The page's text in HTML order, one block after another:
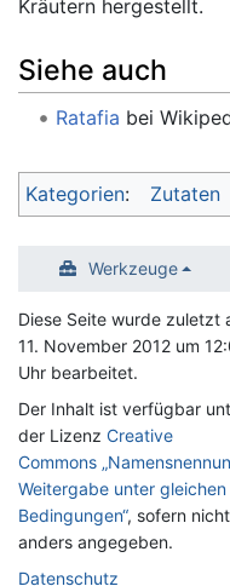
Kräutern hergestellt.
Siehe auch
Ratafia bei
Kategorien: Zutaten
Werkzeuge
Diese Seite wurde zuletzt
11. November 2012 um
Uhr bearbeitet.
Der Inhalt ist verfügbar
der Lizenz Creative
Commons
Weitergabe unter gleichen
Bedingungen“, sofern nicht
anders angegeben.
Datenschutz